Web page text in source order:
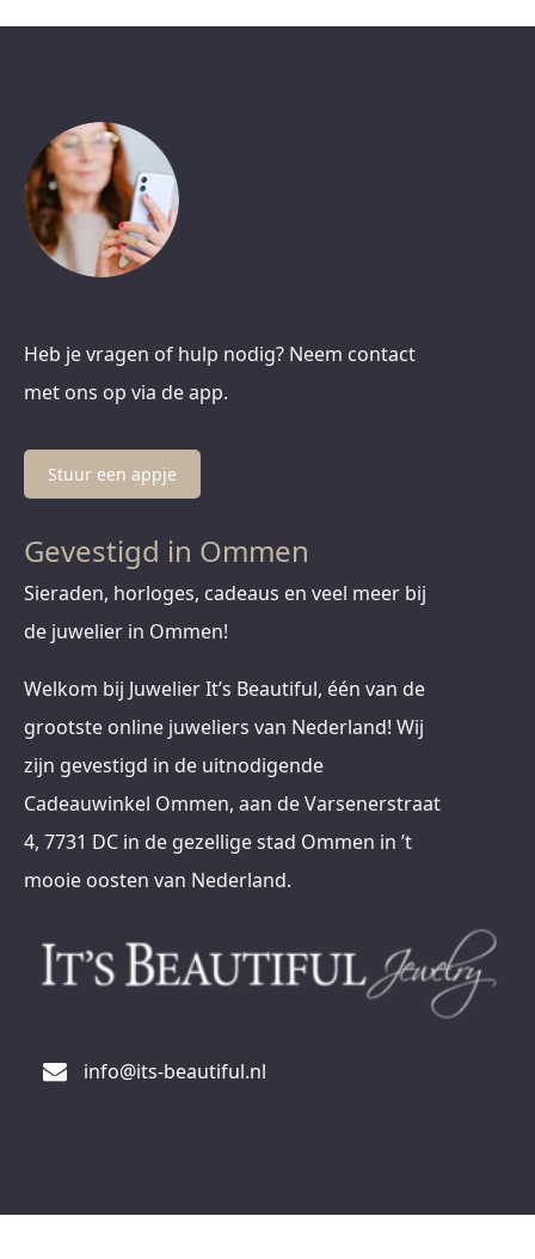
Heb je vragen of hulp nodig? Neem contact
met ons op via de app.
Stuur een appje
Gevestigd in Ommen
Sieraden, horloges, cadeaus en veel meer bij
de juwelier in Ommen!
Welkom bij Juwelier It’s Beautiful, één van de
grootste online juweliers van Nederland! Wij
zijn gevestigd in de uitnodigende
Cadeauwinkel Ommen, aan de Varsenerstraat
4, 7731 DC in de gezellige stad Ommen in ’t
mooie oosten van Nederland.
info@its-beautiful.nl